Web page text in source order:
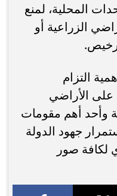
المحلية، لمنع
الزراعية أو
التزام
على الأراضي
وأحد أهم مقومات
جهود الدولة
لكافة صور